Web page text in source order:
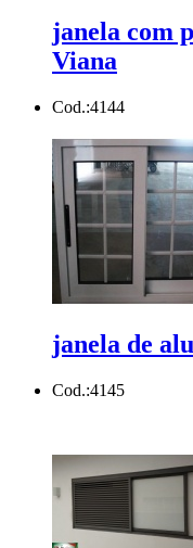
janela com
Viana
Cod.:4144
janela de
Cod.:4145